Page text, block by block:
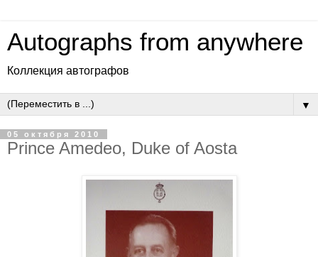
Autographs from anywhere
Коллекция автографов
▼
05 октября 2010
Prince Amedeo, Duke of Aosta